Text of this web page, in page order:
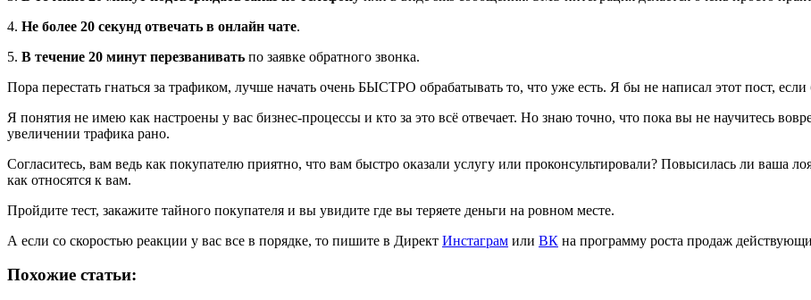
4. Не более 20 секунд отвечать в онлайн чате.
5. В течение 20 минут перезванивать по заявке обратного звонка.
Пора перестать гнаться за трафиком, лучше начать очень БЫСТРО обрабатывать то, что уже есть. Я бы не написал этот пост, если
Я понятия не имею как настроены у вас бизнес-процессы и кто за это всё отвечает. Но знаю точно, что пока вы не научитесь
увеличении трафика рано.
Согласитесь, вам ведь как покупателю приятно, что вам быстро оказали услугу или проконсультировали? Повысилась ли ваша
как относятся к вам.
Пройдите тест, закажите тайного покупателя и вы увидите где вы теряете деньги на ровном месте.
А если со скоростью реакции у вас все в порядке, то пишите в Директ Инстаграм или ВК на программу роста продаж
Похожие статьи: